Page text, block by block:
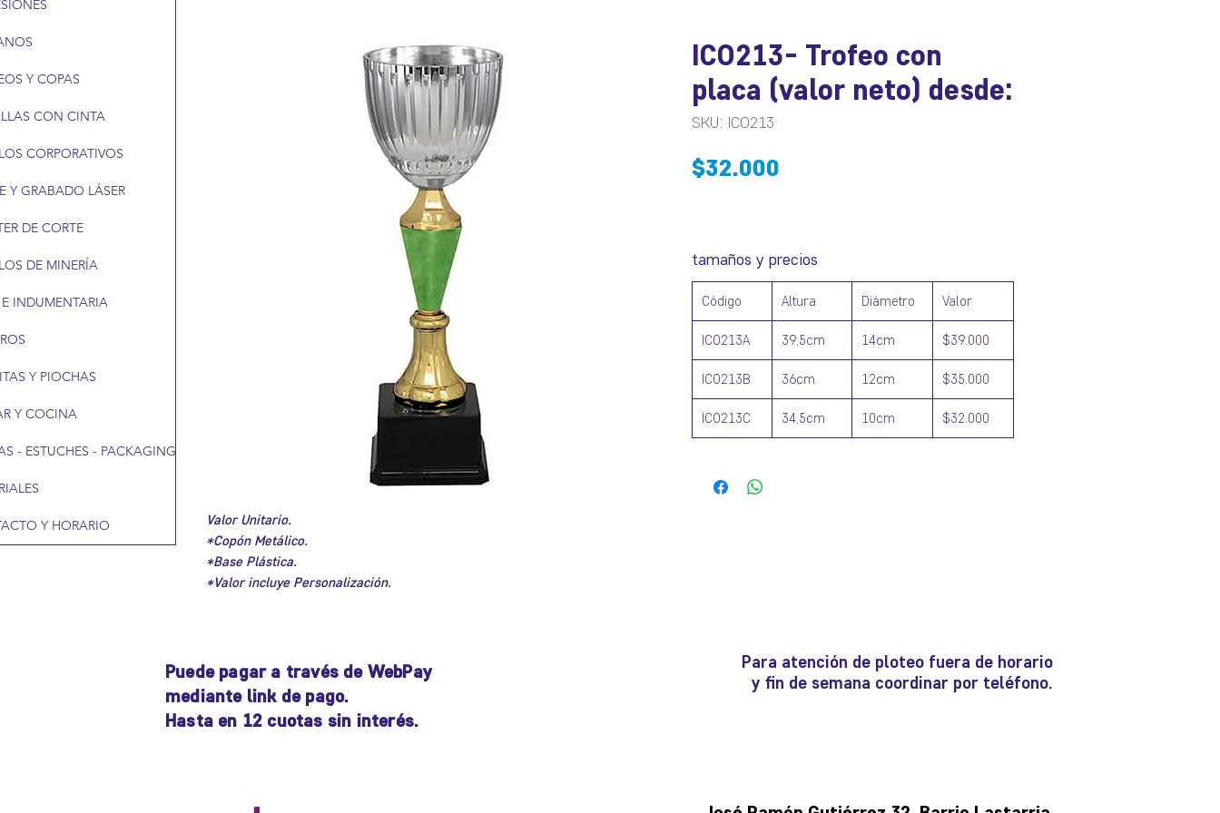
Valor Unitario.
*Copón Metálico.
*Base Plástica.
*Valor incluye Personalización.
ICO213- Trofeo con
placa (valor neto) desde:
SKU: ICO213
$32.000
tamaños y precios
Código Altura Diámetro Valor
ICO213A 39,5cm 14cm $39.000
ICO213B 36cm 12cm $35.000
ICO213C 34,5cm 10cm $32.000
Y COPAS
CON CINTA
CORPORATIVOS
Y GRABADO LÁSER
DE CORTE
DE MINERÍA
INDUMENTARIA
Y PIOCHAS
Y COCINA
- ESTUCHES - PACKAGING
Y HORARIO
Puede pagar a través de WebPay
mediante link de pago.
Hasta en 12 cuotas sin interés.
Para atención de ploteo fuera de horario
y fin de semana coordinar por teléfono.